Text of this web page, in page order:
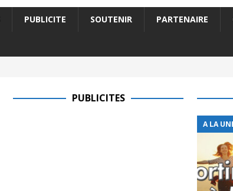
PUBLICITE SOUTENIR PARTENAIRE
PUBLICITES
A LA